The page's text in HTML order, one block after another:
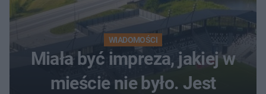
WIADOMOŚCI
Miała być impreza, jakiej w
mieście nie było. Jest